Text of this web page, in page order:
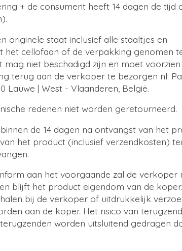
+ de consument heeft 14 dagen de tijd
originele staat inclusief alle staaltjes en
het cellofaan of de verpakking genomen
niet beschadigd zijn en moet
terug aan de verkoper te bezorgen nl:
Lauwe | West - Vlaanderen, België.
redenen niet worden geretourneerd.
de 14 dagen na ontvangst van het
het product (inclusief verzendkosten)
aan het voorgaande zal de verkoper
blijft het product eigendom van de
bij de verkoper of uitdrukkelijk
aan de koper. Het risico van
worden uitsluitend gedragen